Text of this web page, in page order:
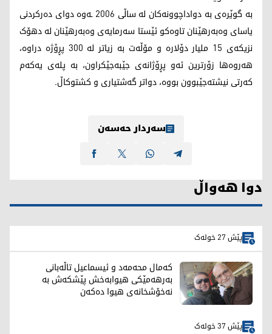
بە گوێرەی بە دواداچوونەکان لە ساڵی 2006 ـەوە دوای دەرکردنی
یاسای وەبەرهێنان تاوەکو ئێستا سەرمایەی وەبەرهێنان لە دهۆک
نزیکەی 15 ملیار دۆلارە و مۆڵەت بە زیاتر لە 300 پڕۆژە دراوە،
هەروەها زۆرترین ئەو پڕۆژانەی جێبەجێکراون، بە پلەی یەکەم
کەرتی نیشتەجێبوون بووە، دواتر گەشتیاری و کشتوکاڵ.
سەردار حەسەن
دوا هەواڵ
پێش 27 خولەک
کەمال محەمەد و ئیسماعیل تاڵەبانی
بەرهەمێکی هیوابەخش پێشکەش بە
نەخۆشخانەی هیوا دەکەن
پێش 37 خولەک